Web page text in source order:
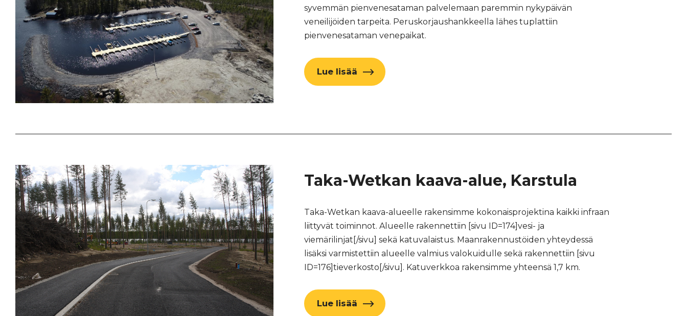
syvemmän pienvenesataman palvelemaan paremmin nykypäivän
veneilijöiden tarpeita. Peruskorjaushankkeella lähes tuplattiin
pienvenesataman venepaikat.
Lue lisää
Taka-Wetkan kaava-alue, Karstula
Taka-Wetkan kaava-alueelle rakensimme kokonaisprojektina kaikki infraan
liittyvät toiminnot. Alueelle rakennettiin [sivu ID=174]vesi- ja
viemärilinjat[/sivu] sekä katuvalaistus. Maanrakennustöiden yhteydessä
lisäksi varmistettiin alueelle valmius valokuidulle sekä rakennettiin [sivu
ID=176]tieverkosto[/sivu]. Katuverkkoa rakensimme yhteensä 1,7 km.
Lue lisää